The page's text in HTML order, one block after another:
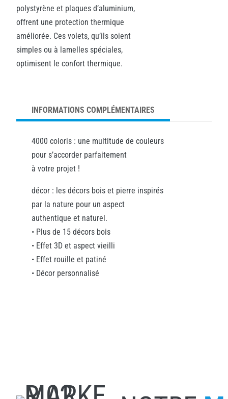
polystyrène et plaques d’aluminium,
offrent une protection thermique
améliorée. Ces volets, qu’ils soient
simples ou à lamelles spéciales,
optimisent le confort thermique.
INFORMATIONS COMPLÉMENTAIRES
4000 coloris : une multitude de couleurs
pour s’accorder parfaitement
à votre projet !
décor : les décors bois et pierre inspirés
par la nature pour un aspect
authentique et naturel.
• Plus de 15 décors bois
• Effet 3D et aspect vieilli
• Effet rouille et patiné
• Décor personnalisé